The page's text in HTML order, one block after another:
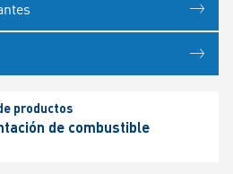
productos
de combustible